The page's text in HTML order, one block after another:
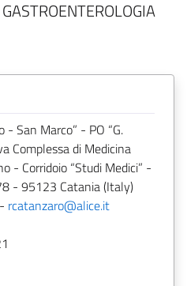
- San Marco” - PO “G.
Complessa di Medicina
- Corridoio “Studi Medici” -
- 95123 Catania (Italy)
- rcatanzaro@alice.it